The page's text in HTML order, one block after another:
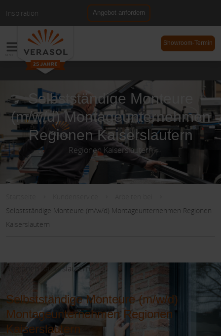
Inspiration Angebot anfordern
DE
Showroom-Termin
Selbstständige Monteure
(m/w/d) Montageunternehmen
Regionen Kaiserslautern
Regionen Kaiserslautern
Selbstständige Monteure (m/w/d) Montageunternehmen Regionen
Kaiserslautern
Regionen Kaiserslautern
Selbstständige Monteure (m/w/d)
Montageunternehmen Regionen
Kaiserslautern